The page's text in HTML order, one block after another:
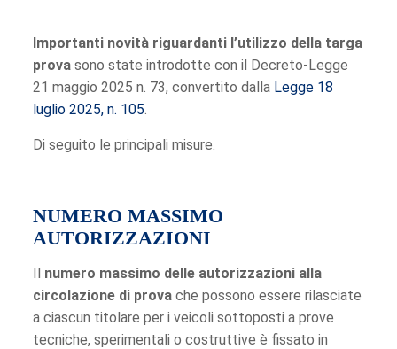
Importanti novità riguardanti l’utilizzo della targa
provasono state introdotte con il Decreto-Legge
21 maggio 2025 n. 73, convertito dalla Legge 18
luglio 2025, n. 105.
Di seguito le principali misure.
NUMERO MASSIMO
AUTORIZZAZIONI
Il numero massimo delle autorizzazioni alla
circolazione di provache possono essere rilasciate
a ciascun titolare per i veicoli sottoposti a prove
tecniche, sperimentali o costruttive è fissato in